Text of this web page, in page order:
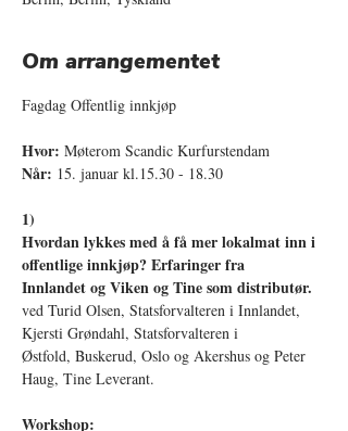
Om arrangementet
Fagdag Offentlig innkjøp
Hvor: Møterom Scandic Kurfurstendam
Når: 15. januar kl.15.30 - 18.30
1)
Hvordan lykkes med å få mer lokalmat inn i
offentlige innkjøp? Erfaringer fra
Innlandet og Viken og Tine som distributør.
ved Turid Olsen, Statsforvalteren i Innlandet,
Kjersti Grøndahl, Statsforvalteren i
Østfold, Buskerud, Oslo og Akershus og Peter
Haug, Tine Leverant.
Workshop: